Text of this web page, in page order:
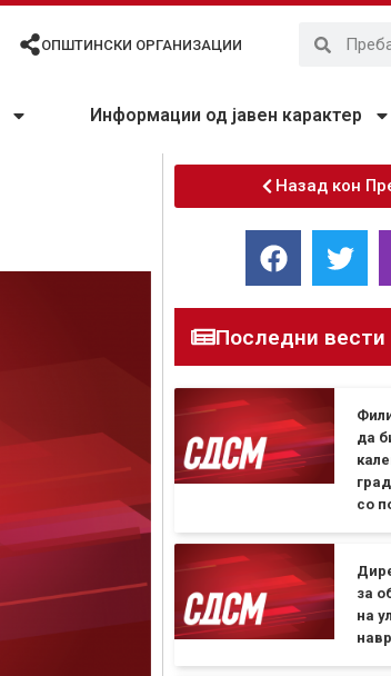
ОПШТИНСКИ ОРГАНИЗАЦИИ
Информации од јавен карактер
Назад кон
Последни вести
да
со
за
на